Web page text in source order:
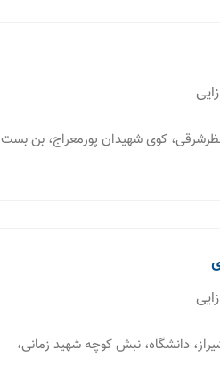
نظرشرقی، کوی شهیدان پورمعراج، بن بست
شیراز، دانشگاه، نبش کوچه شهید زمانی،